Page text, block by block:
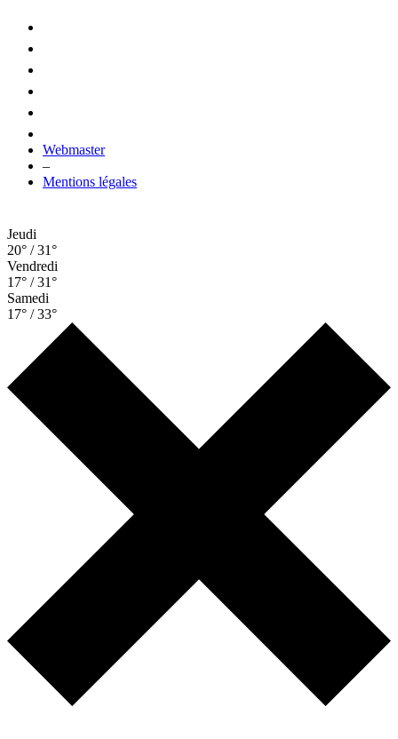
Webmaster
–
Mentions légales
Jeudi
20° / 31°
Vendredi
17° / 31°
Samedi
17° / 33°